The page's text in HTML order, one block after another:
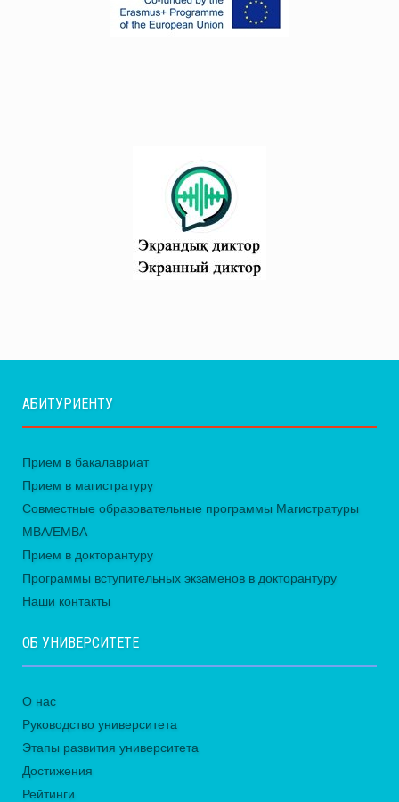
АБИТУРИЕНТУ
Прием в бакалавриат
Прием в магистратуру
Совместные образовательные программы Магистратуры
MBA/EMBA
Прием в докторантуру
Программы вступительных экзаменов в докторантуру
Наши контакты
ОБ УНИВЕРСИТЕТЕ
О нас
Руководство университета
Этапы развития университета
Достижения
Рейтинги